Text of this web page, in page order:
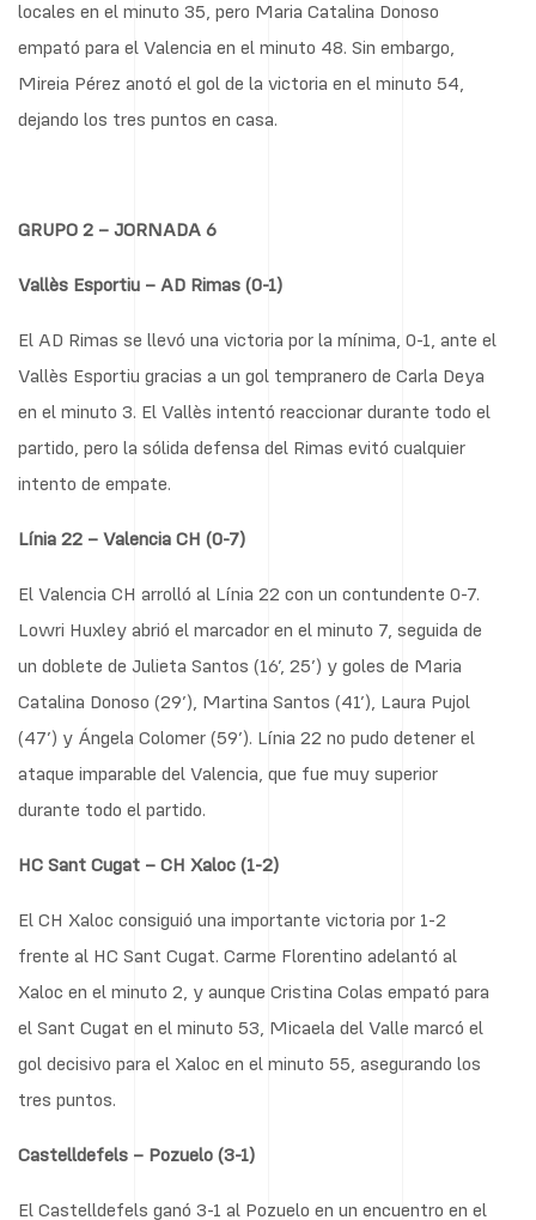
locales en el minuto 35, pero Maria Catalina Donoso
empató para el Valencia en el minuto 48. Sin embargo,
Mireia Pérez anotó el gol de la victoria en el minuto 54,
dejando los tres puntos en casa.
GRUPO 2 – JORNADA 6
Vallès Esportiu – AD Rimas (0-1)
El AD Rimas se llevó una victoria por la mínima, 0-1, ante el
Vallès Esportiu gracias a un gol tempranero de Carla Deya
en el minuto 3. El Vallès intentó reaccionar durante todo el
partido, pero la sólida defensa del Rimas evitó cualquier
intento de empate.
Línia 22 – Valencia CH (0-7)
El Valencia CH arrolló al Línia 22 con un contundente 0-7.
Lowri Huxley abrió el marcador en el minuto 7, seguida de
un doblete de Julieta Santos (16’, 25’) y goles de Maria
Catalina Donoso (29’), Martina Santos (41’), Laura Pujol
(47’) y Ángela Colomer (59’). Línia 22 no pudo detener el
ataque imparable del Valencia, que fue muy superior
durante todo el partido.
HC Sant Cugat – CH Xaloc (1-2)
El CH Xaloc consiguió una importante victoria por 1-2
frente al HC Sant Cugat. Carme Florentino adelantó al
Xaloc en el minuto 2, y aunque Cristina Colas empató para
el Sant Cugat en el minuto 53, Micaela del Valle marcó el
gol decisivo para el Xaloc en el minuto 55, asegurando los
tres puntos.
Castelldefels – Pozuelo (3-1)
El Castelldefels ganó 3-1 al Pozuelo en un encuentro en el